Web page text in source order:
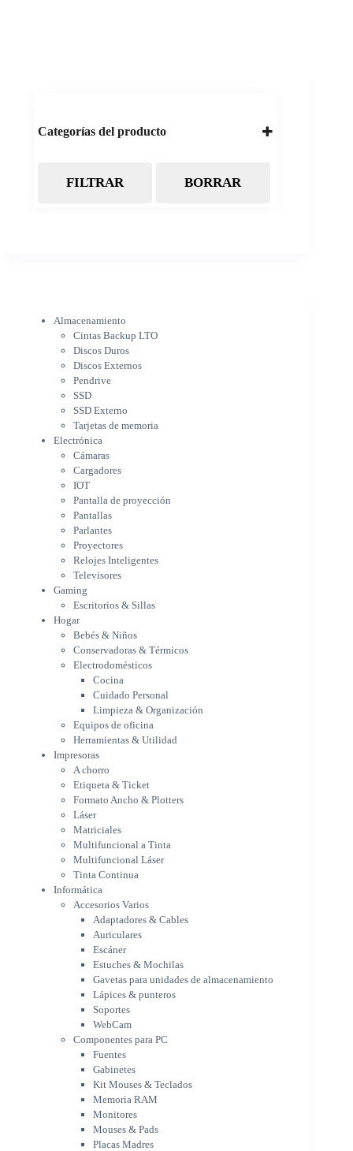
Categorías del producto
Almacenamiento
Cámaras
Cargadores
IOT
Pantalla de proyección
Pantallas
Proyectores
Relojes Inteligentes
Televisores
Gaming
Escritorios & Sillas
Hogar
Bebés & Niños
Conservadoras & Térmicos
Electrodomésticos
Cocina
Cuidado Personal
Limpieza & Organización
Equipos de oficina
Herramientas & Utilidad
Impresoras
A chorro
Etiqueta & Ticket
Formato Ancho & Plotters
Matriciales
Multifuncional a Tinta
Tinta Continua
Informática
Accesorios Varios
Adaptadores & Cables
Auriculares
Escáner
Estuches & Mochilas
Gavetas para unidades de
almacenamiento
Lápices & punteros
Soportes
WebCam
Componentes para PC
Fuentes
Gabinetes
Kit Mouses & Teclados
Memoria RAM
Monitores
Mouses & Pads
Placas Madres
Procesadores
Refrigeración & Enfriamiento
Tarjetas Gráficas
Teclados
Equipos NUC
FILTRAR BORRAR
Almacenamiento
Cintas Backup LTO
Discos Duros
Discos Externos
Pendrive
SSD
SSD Externo
Tarjetas de memoria
Electrónica
Cámaras
Cargadores
IOT
Pantalla de proyección
Pantallas
Parlantes
Proyectores
Relojes Inteligentes
Televisores
Gaming
Escritorios & Sillas
Hogar
Bebés & Niños
Conservadoras & Térmicos
Electrodomésticos
Cocina
Cuidado Personal
Limpieza & Organización
Equipos de oficina
Herramientas & Utilidad
Impresoras
A chorro
Etiqueta & Ticket
Formato Ancho & Plotters
Láser
Matriciales
Multifuncional a Tinta
Multifuncional Láser
Tinta Continua
Informática
Accesorios Varios
Adaptadores & Cables
Auriculares
Escáner
Estuches & Mochilas
Gavetas para unidades de almacenamiento
Lápices & punteros
Soportes
WebCam
Componentes para PC
Fuentes
Gabinetes
Kit Mouses & Teclados
Memoria RAM
Monitores
Mouses & Pads
Placas Madres